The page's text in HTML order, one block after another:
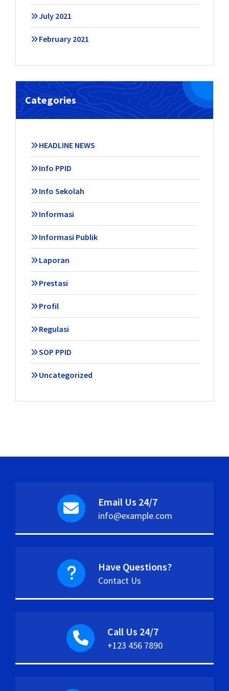
July 2021
February 2021
Categories
HEADLINE NEWS
Info PPID
Info Sekolah
Informasi
Informasi Publik
Laporan
Prestasi
Profil
Regulasi
SOP PPID
Uncategorized
Email Us 24/7
info@example.com
Have Questions?
Contact Us
Call Us 24/7
+123 456 7890